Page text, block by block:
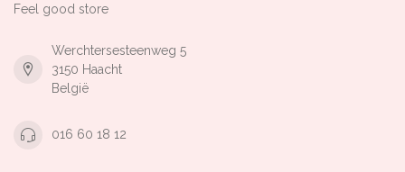
Feel good store
Werchtersesteenweg 5
3150 Haacht
België
016 60 18 12